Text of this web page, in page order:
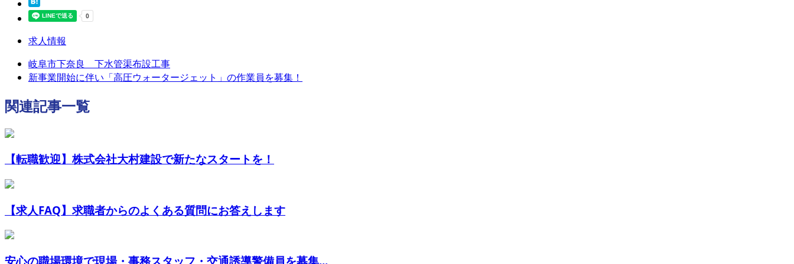
求人情報
岐阜市下奈良 下水管渠布設工事
新事業開始に伴い「高圧ウォータージェット」の作業員を募集！
関連記事一覧
【転職歓迎】株式会社大村建設で新たなスタートを！
【求人FAQ】求職者からのよくある質問にお答えします
安心の職場環境で現場・事務スタッフ・交通誘導警備員を募集...